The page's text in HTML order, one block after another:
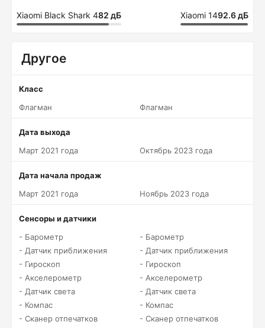
Xiaomi Black Shark 482 дБ Xiaomi 1492.6 дБ
Другое
Класс
Флагман
Флагман
Дата выхода
Март 2021 года
Октябрь 2023 года
Дата начала продаж
Март 2021 года
Ноябрь 2023 года
Сенсоры и датчики
- Барометр
- Датчик приближения
- Гироскоп
- Акселерометр
- Датчик света
- Компас
- Сканер отпечатков
- Барометр
- Датчик приближения
- Гироскоп
- Акселерометр
- Датчик света
- Компас
- Сканер отпечатков